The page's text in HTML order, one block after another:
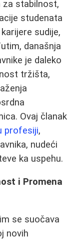
za stabilnost,
studenata
sudije,
današnja
je daleko
tržišta,
Ovaj članak
profesiji,
nudeći
ka uspehu.
i Promena
se suočava
novih